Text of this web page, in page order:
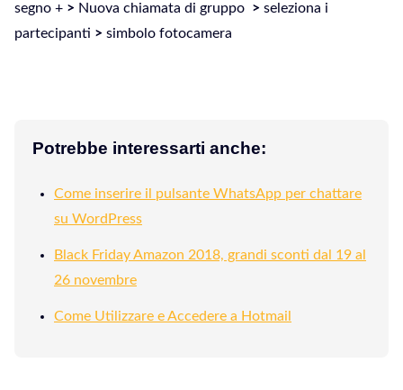
segno + > Nuova chiamata di gruppo > seleziona i
partecipanti > simbolo fotocamera
Potrebbe interessarti anche:
Come inserire il pulsante WhatsApp per chattare
su WordPress
Black Friday Amazon 2018, grandi sconti dal 19 al
26 novembre
Come Utilizzare e Accedere a Hotmail